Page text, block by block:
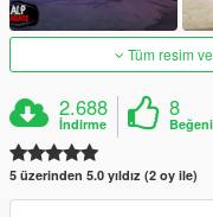
Tüm resim
2.688
İndirme
8
Beğeni
5 üzerinden 5.0 yıldız (2 oy ile)